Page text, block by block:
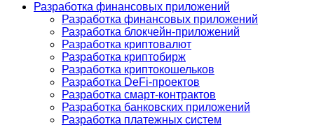
Разработка финансовых приложений
Разработка финансовых приложений
Разработка блокчейн-приложений
Разработка криптовалют
Разработка криптобирж
Разработка криптокошельков
Разработка DeFi-проектов
Разработка смарт-контрактов
Разработка банковских приложений
Разработка платежных систем